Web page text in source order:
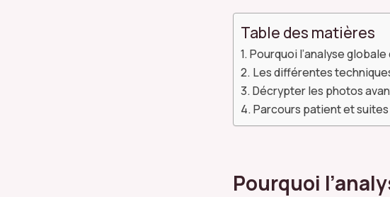
Table des matières
Pourquoi l’analyse
Les différentes
Décrypter les photos
Parcours patient et
Pourquoi